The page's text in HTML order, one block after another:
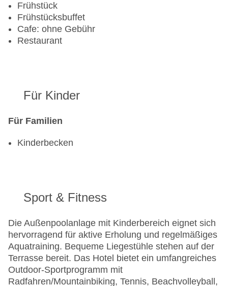
Frühstück
Frühstücksbuffet
Cafe: ohne Gebühr
Restaurant
Für Kinder
Für Familien
Kinderbecken
Sport & Fitness
Die Außenpoolanlage mit Kinderbereich eignet sich
hervorragend für aktive Erholung und regelmäßiges
Aquatraining. Bequeme Liegestühle stehen auf der
Terrasse bereit. Das Hotel bietet ein umfangreiches
Outdoor-Sportprogramm mit
Radfahren/Mountainbiking, Tennis, Beachvolleyball,